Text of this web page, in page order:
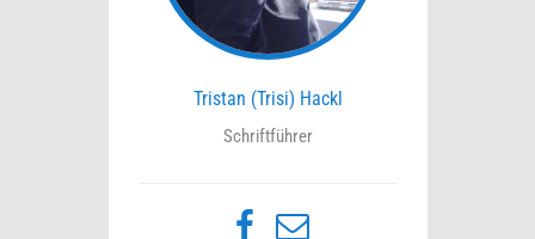
Tristan (Trisi) Hackl
Schriftführer